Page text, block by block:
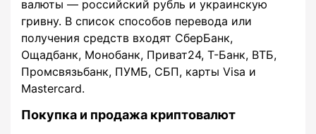
валюты — российский рубль и украинскую
гривну. В список способов перевода или
получения средств входят СберБанк,
Ощадбанк, Монобанк, Приват24, Т-Банк, ВТБ,
Промсвязьбанк, ПУМБ, СБП, карты Visa и
Mastercard.
Покупка и продажа криптовалют